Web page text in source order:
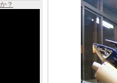
？